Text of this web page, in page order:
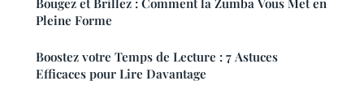
Bougez et Brillez : Comment la Zumba Vous Met en
Pleine Forme
Boostez votre Temps de Lecture : 7 Astuces
Efficaces pour Lire Davantage